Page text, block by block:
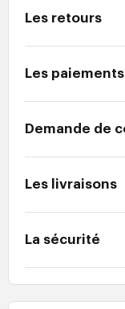
Les retours
Les paiements
Demande de
Les livraisons
La sécurité